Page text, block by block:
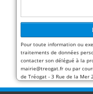
Pour toute information ou
traitements de données
contacter son délégué à la
mairie@treogat.fr ou par
de Tréogat - 3 Rue de la Mer